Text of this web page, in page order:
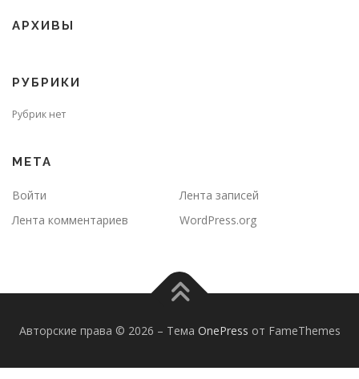
АРХИВЫ
РУБРИКИ
Рубрик нет
МЕТА
Войти
Лента записей
Лента комментариев
WordPress.org
Авторские права © 2026 – Тема OnePress от FameThemes